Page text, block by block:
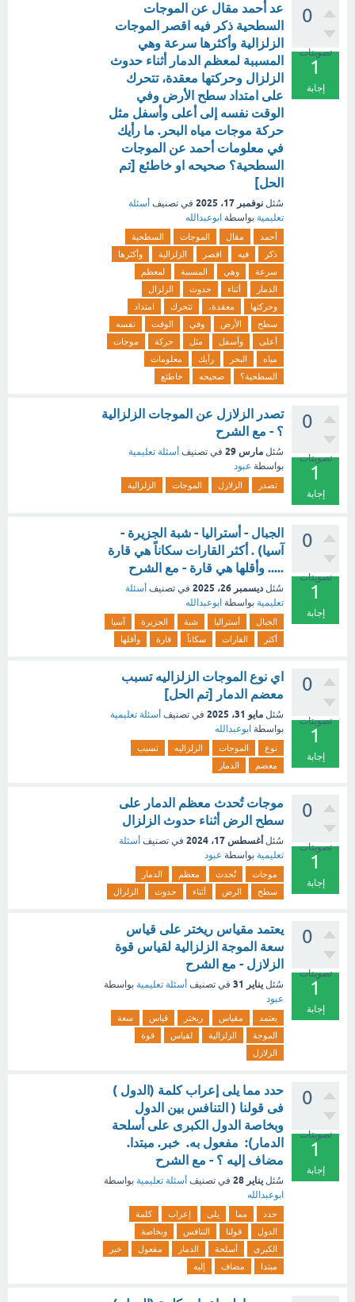
0
تصويتات
1
إجابة
عد أحمد مقال عن الموجات
السطحية ذكر فيه اقصر الموجات
الزلزالية وأكثرها سرعة وهي
المسببة لمعظم الدمار أثناء حدوث
الزلزال وحركتها معقدة، تتحرك
على امتداد سطح الأرض وفي
الوقت نفسه إلى أعلى وأسفل مثل
حركة موجات مياه البحر. ما رأيك
في معلومات أحمد عن الموجات
السطحية؟ صحيحه او خاطئع [تم
الحل]
سُئل نوفمبر 17، 2025 في تصنيف أسئلة
تعليمية بواسطة ابوعبدالله
أحمد مقال الموجات
السطحية
ذكر
فيه اقصر الزلزالية
وأكثرها
سرعة
وهي المسببة
لمعظم
الدمار
أثناء حدوث
الزلزال
وحركتها
معقدة، تتحرك
امتداد
سطح
الأرض وفي الوقت
نفسه
أعلى
وأسفل مثل حركة
موجات
مياه
البحر رأيك
معلومات
السطحية؟
صحيحه خاطئع
0
تصويتات
1
إجابة
تصدر الزلازل عن الموجات الزلزالية
؟ - مع الشرح
سُئل مارس 29 في تصنيف أسئلة تعليمية
بواسطة عبود
تصدر الزلازل الموجات الزلزالية
0
تصويتات
1
إجابة
الجبال - أستراليا - شبة الجزيرة -
آسيا) . أكثر القارات سكاناً هي قارة
..... وأقلها هي قارة - مع الشرح
سُئل ديسمبر 26، 2025 في تصنيف أسئلة
تعليمية بواسطة ابوعبدالله
الجبال أستراليا شبة الجزيرة
آسيا
أكثر
القارات سكاناً قارة وأقلها
0
تصويتات
1
إجابة
اي نوع الموجات الزلزاليه تسبب
معضم الدمار [تم الحل]
سُئل مايو 31، 2025 في تصنيف أسئلة تعليمية
بواسطة ابوعبدالله
نوع الموجات الزلزاليه
تسبب
معضم
الدمار
0
تصويتات
1
إجابة
موجات تُحدث معظم الدمار على
سطح الرض أثناء حدوث الزلزال
سُئل أغسطس 17، 2024 في تصنيف أسئلة
تعليمية بواسطة عبود
موجات تُحدث معظم
الدمار
سطح
الرض أثناء حدوث الزلزال
0
تصويتات
1
إجابة
يعتمد مقياس ريختر على قياس
سعة الموجة الزلزالية لقياس قوة
الزلازل - مع الشرح
سُئل يناير 31 في تصنيف أسئلة تعليمية بواسطة
عبود
يعتمد مقياس ريختر قياس
سعة
الموجة
الزلزالية لقياس
قوة
الزلازل
0
تصويتات
1
إجابة
حدد مما يلى إعراب كلمة (الدول )
فى قولنا ( التنافس بين الدول
وبخاصة الدول الكبرى على أسلحة
الدمار): مفعول به. خبر. مبتدا.
مضاف إليه ؟ - مع الشرح
سُئل يناير 28 في تصنيف أسئلة تعليمية بواسطة
ابوعبدالله
حدد مما يلى إعراب
كلمة
الدول
قولنا التنافس
وبخاصة
الكبرى
أسلحة الدمار مفعول
خبر
مبتدا
مضاف إليه